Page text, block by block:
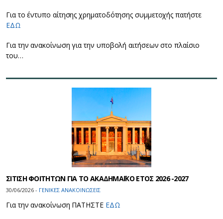
Για το έντυπο αίτησης χρηματοδότησης συμμετοχής πατήστε
ΕΔΩ
Για την ανακοίνωση για την υποβολή αιτήσεων στο πλαίσιο
του…
ΣΙΤΙΣΗ ΦΟΙΤΗΤΩΝ ΓΙΑ ΤΟ ΑΚΑΔΗΜΑΪΚΟ ΕΤΟΣ 2026 -2027
30/06/2026 - ΓΕΝΙΚΕΣ ΑΝΑΚΟΙΝΩΣΕΙΣ
Για την ανακοίνωση ΠΑΤΗΣΤΕ ΕΔΩ